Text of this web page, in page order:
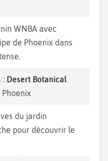
WNBA avec
de Phoenix dans
: Desert Botanical
Phoenix
du jardin
pour découvrir le